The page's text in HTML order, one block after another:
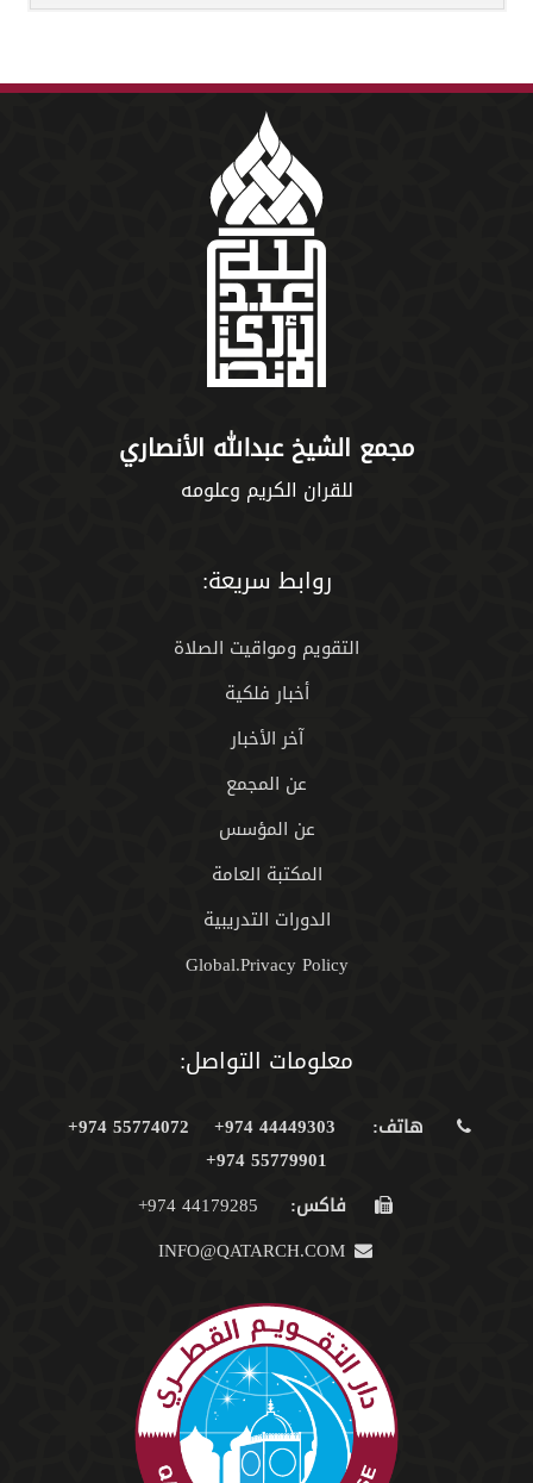
مجمع الشيخ عبدالله الأنصاري
للقران الكريم وعلومه
روابط سريعة:
التقويم ومواقيت الصلاة
أخبار فلكية
آخر الأخبار
عن المجمع
عن المؤسس
المكتبة العامة
الدورات التدريبية
Global.Privacy Policy
معلومات التواصل:
هاتف: 44449303 974+
55774072 974+
55779901 974+
فاكس: